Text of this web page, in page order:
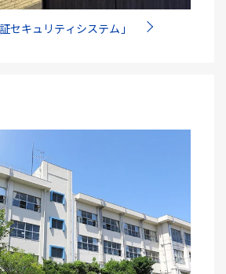
セキュリティシステム」